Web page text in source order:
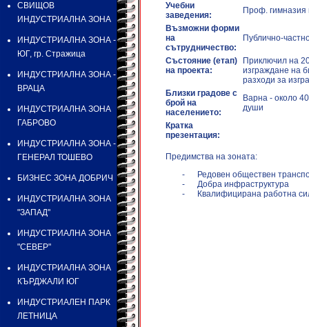
СВИЩОВ
ИНДУСТРИАЛНА ЗОНА
ИНДУСТРИАЛНА ЗОНА -
ЮГ, гр. Стражица
ИНДУСТРИАЛНА ЗОНА -
ВРАЦА
ИНДУСТРИАЛНА ЗОНА
ГАБРОВО
ИНДУСТРИАЛНА ЗОНА -
ГЕНЕРАЛ ТОШЕВО
БИЗНЕС ЗОНА ДОБРИЧ
ИНДУСТРИАЛНА ЗОНА
"ЗАПАД"
ИНДУСТРИАЛНА ЗОНА
"СЕВЕР"
ИНДУСТРИАЛНА ЗОНА
КЪРДЖАЛИ ЮГ
ИНДУСТРИАЛЕН ПАРК
ЛЕТНИЦА
Учебни
заведения:
Проф. гимназия
Възможни форми
на
сътрудничество:
Публично-
Състояние (етап)
на проекта:
Приключил на
изграждане на
разходи за
Близки градове с
брой на
населението:
Варна - около
души
Кратка
презентация:
Предимства на зоната:
-
Редовен обществен
-
Добра инфраструктура
-
Квалифицирана работна